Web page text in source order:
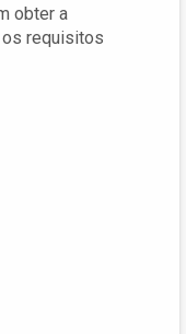
obter a
requisitos